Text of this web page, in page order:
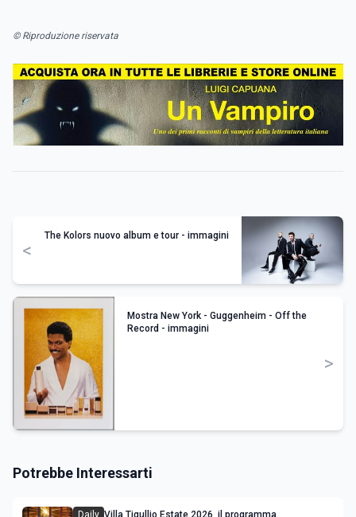
© Riproduzione riservata
<
The Kolors nuovo album e tour - immagini
Mostra New York - Guggenheim - Off the
Record - immagini
>
Potrebbe Interessarti